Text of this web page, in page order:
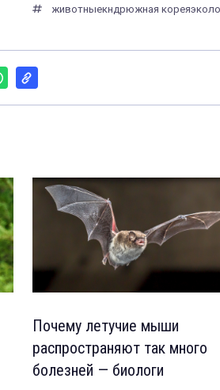
животныекндрюжная корея
Почему летучие мыши
распространяют так много
болезней — биологи